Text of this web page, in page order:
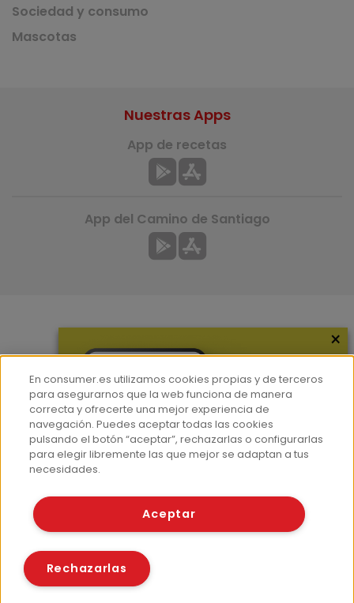
Sociedad y consumo
Mascotas
Hemeroteca
Contacto
Prensa
Corpus Lingüístico Consumer
Nuestras Apps
App de recetas
App del Camino de Santiago
© Fundación EROSKI
Políticas de cookies
×
En consumer.es utilizamos cookies propias y de terceros
para asegurarnos que la web funciona de manera
correcta y ofrecerte una mejor experiencia de
navegación. Puedes aceptar todas las cookies
pulsando el botón “aceptar”, rechazarlas o configurarlas
para elegir libremente las que mejor se adaptan a tus
necesidades.
Aceptar
Rechazarlas